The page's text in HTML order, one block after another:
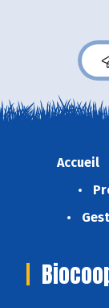
Accueil